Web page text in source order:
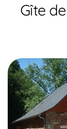
Gîte